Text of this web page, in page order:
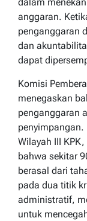
anggaran.
penganggaran
dan
dapat
Komisi
menegaskan
penganggaran
penyimpangan.
Wilayah III
bahwa sekitar
berasal dari
pada dua titik
administratif,
untuk